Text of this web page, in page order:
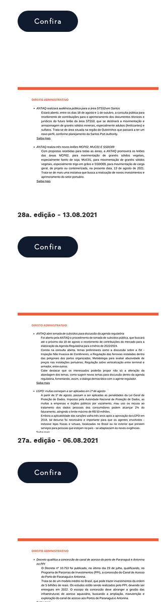
Confira
28a. edição - 13.08.2021
Confira
27a. edição - 06.08.2021
Confira